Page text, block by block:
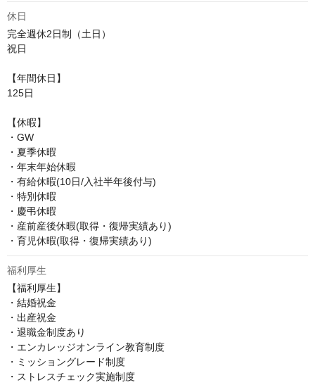
休日
完全週休2日制（土日）
祝日
【年間休日】
125日
【休暇】
・GW
・夏季休暇
・年末年始休暇
・有給休暇(10日/入社半年後付与)
・特別休暇
・慶弔休暇
・産前産後休暇(取得・復帰実績あり)
・育児休暇(取得・復帰実績あり)
福利厚生
【福利厚生】
・結婚祝金
・出産祝金
・退職金制度あり
・エンカレッジオンライン教育制度
・ミッショングレード制度
・ストレスチェック実施制度